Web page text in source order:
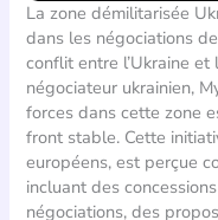
La zone démilitarisée
dans les négociations
conflit entre l’Ukraine
négociateur ukrainien,
forces dans cette zone
front stable. Cette
européens, est perçue
incluant des
négociations, des